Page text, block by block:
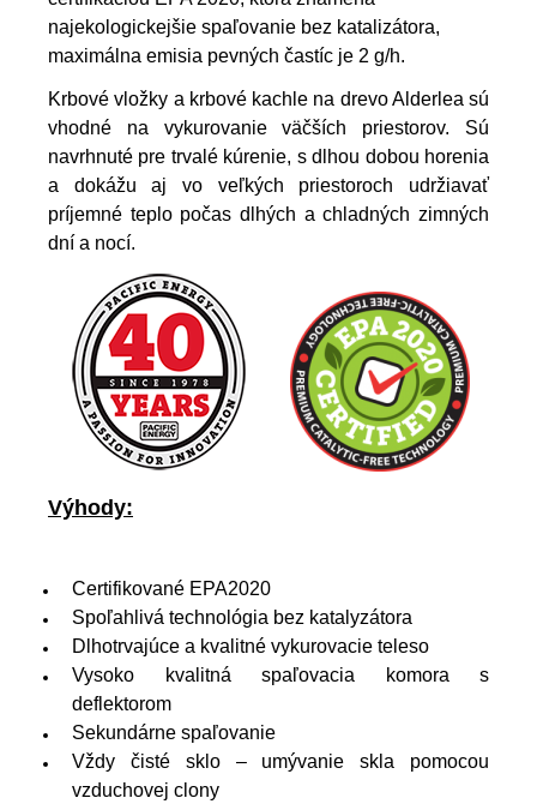
najekologickejšie spaľovanie bez katalizátora,
maximálna emisia pevných častíc je 2 g/h.
Krbové vložky a krbové kachle na drevo Alderlea sú
vhodné na vykurovanie väčších priestorov. Sú
navrhnuté pre trvalé kúrenie, s dlhou dobou horenia
a dokážu aj vo veľkých priestoroch udržiavať
príjemné teplo počas dlhých a chladných zimných
dní a nocí.
Výhody:
Certifikované EPA2020
Spoľahlivá technológia bez katalyzátora
Dlhotrvajúce a kvalitné vykurovacie teleso
Vysoko kvalitná spaľovacia komora s
deflektorom
Sekundárne spaľovanie
Vždy čisté sklo – umývanie skla pomocou
vzduchovej clony